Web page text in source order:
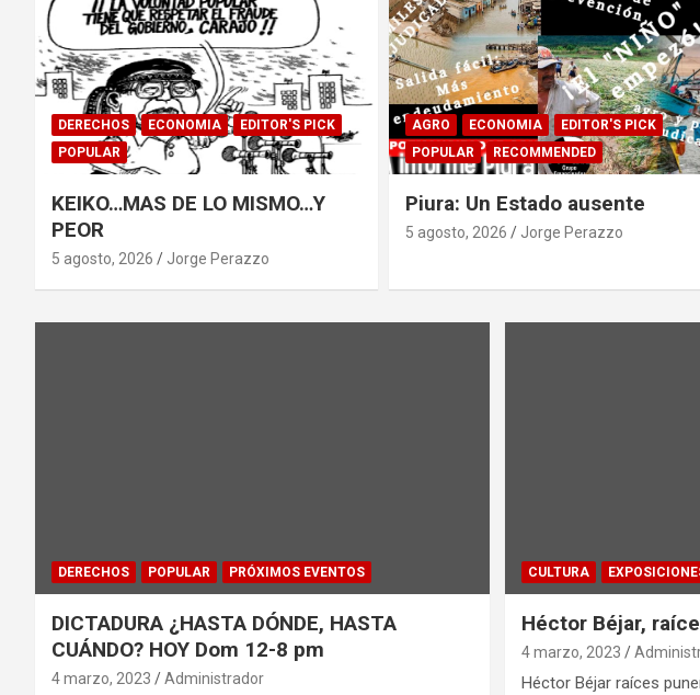
DERECHOS ECONOMIA
EDITOR'S PICK
POPULAR
KEIKO…MAS DE LO MISMO…Y
PEOR
5 agosto, 2026 Jorge Perazzo
AGRO ECONOMIA
EDITOR'S PICK
POPULAR
RECOMMENDED
Piura: Un Estado ausente
5 agosto, 2026 Jorge Perazzo
DERECHOS POPULAR PRÓXIMOS EVENTOS
DICTADURA ¿HASTA DÓNDE, HASTA
CUÁNDO? HOY Dom 12-8 pm
4 marzo, 2023 Administrador
CULTURA
Héctor Béjar,
4 marzo, 2023
Héctor Béjar raíces